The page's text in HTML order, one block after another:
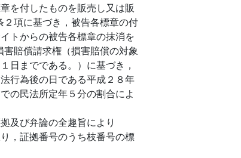
を付したものを販売し又は販
項に基づき，被告各標章の付
トからの被告各標章の抹消を
賠償請求権（損害賠償の対象
日までである。）に基づき，
行為後の日である平成２８年
の民法所定年５分の割合によ
及び弁論の全趣旨により
，証拠番号のうち枝番号の標